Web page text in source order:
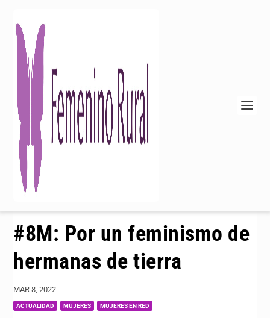
#8M: Por un feminismo de
hermanas de tierra
MAR 8, 2022
ACTUALIDAD MUJERES MUJERES EN RED